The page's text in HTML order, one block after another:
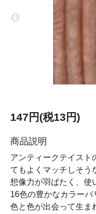
147円(税13円)
商品説明
アンティークテイスト
てもよくマッチしそう
想像力が羽ばたく、使
16色の豊かなカラーバ
色と色が出会って生ま